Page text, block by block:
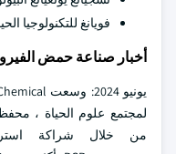
فويانغ للتكنولوجيا
أخبار صناعة حمض
لمجتمع علوم الحياة ،